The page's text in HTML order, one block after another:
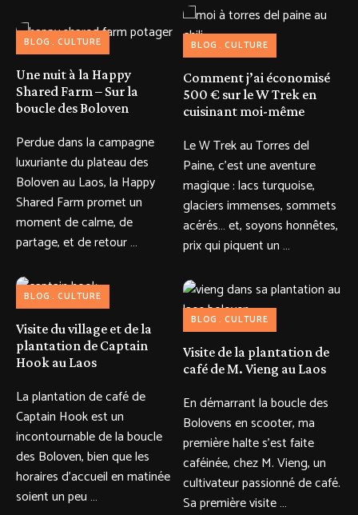
BLOG CULTURE
Une nuit à la Happy
Shared Farm – Sur la
boucle des Boloven
Perdue dans la campagne
luxuriante du plateau des
Boloven au Laos, la Happy
Shared Farm promet un
moment de calme, de
partage, et de retour …
BLOG CULTURE
Visite du village et de la
plantation de Captain
Hook au Laos
La plantation de café de
Captain Hook est un
incontournable de la boucle
des Boloven, bien que les
horaires d’accueil en matinée
soient un peu …
BLOG CULTURE
Comment j’ai économisé
500 € sur le W Trek en
cuisinant moi-même
Le W Trek au Torres del
Paine, c’est une aventure
magique : lacs turquoise,
glaciers immenses, sommets
acérés… et, soyons honnêtes,
prix qui piquent un …
BLOG CULTURE
Visite de la plantation de
café de M. Vieng au Laos
En démarrant la boucle des
Bolovens en scooter, ma
première halte s’est faite
caféinée, chez M. Vieng, un
cultivateur passionné de café.
Sa première visite …